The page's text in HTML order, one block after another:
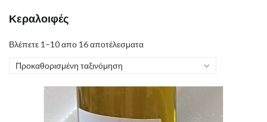
Κεραλοιφές
Βλέπετε 1–10 απο 16 αποτέλεσματα
Προκαθορισμένη ταξινόμηση